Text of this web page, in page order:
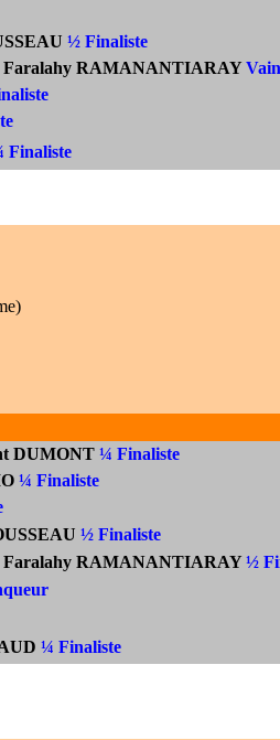
½ Finaliste
RAMANANTIARAY
Finaliste
DUMONT ¼ Finaliste
¼ Finaliste
½ Finaliste
RAMANANTIARAY½
¼ Finaliste